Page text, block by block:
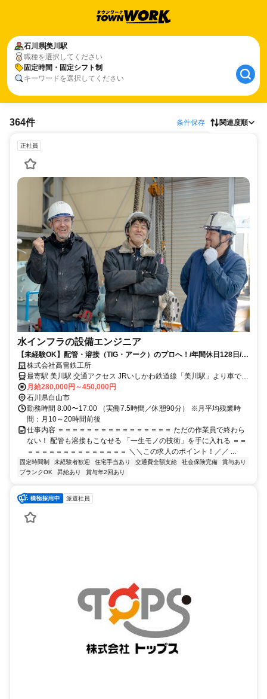
石川県美川駅
職種を選択してください
固定時間・固定シフト制
キーワードを選択してください
364件 条件保存 関連度順
正社員
水インフラの設備エンジニア
【未経験OK】配管・溶接（TIG・アーク）のプロへ！/年間休日128日/石
川県白山市
株式会社高畠鉄工所
最寄駅 美川駅 交通アクセス JRいしかわ鉄道線「美川駅」より車で8
月給280,000円～450,000円
石川県白山市
勤務時間 8:00〜17:00 （実働7.5時間／休憩90分） ※月平均残業時
間：月10～20時間前後
仕事内容 ＝＝＝＝＝＝＝＝＝＝＝＝＝＝＝＝ ただの作業員で終わら
ない！ 配管も溶接もこなせる 「一生モノの技術」を手に入れる ＝＝
＝＝＝＝＝＝＝＝＝＝＝＝＝＝ ＼＼この求人のポイント！／／ ...
固定時間制 未経験者歓迎 住宅手当あり 交通費全額支給 社会保険完備
賞与あり
ブランクOK
昇給あり 賞与年2回あり
派遣社員